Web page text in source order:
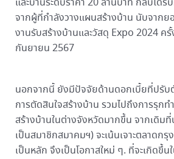
และบ้านระดับราคา 20 ล้านบาท กลับได้รั
จากผู้ที่กำลังวางแผนสร้างบ้าน นับจากย
งานรับสร้างบ้านและวัสดุ Expo 2024 ครั้
กันยายน 2567
นอกจากนี้ ยังมีปัจจัยด้านดอกเบี้ยที่ปรั
การตัดสินใจสร้างบ้าน รวมไปถึงการรุกท
สร้างบ้านในต่างจังหวัดมากขึ้น จากเดิม
เป็นสมาชิกสมาคมฯ) จะเน้นเจาะตลาดก
เป็นหลัก จึงเป็นโอกาสใหม่ ๆ. ที่จะเกิดขึ้น